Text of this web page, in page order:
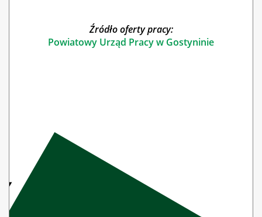
Źródło oferty pracy:
Powiatowy Urząd Pracy w Gostyninie